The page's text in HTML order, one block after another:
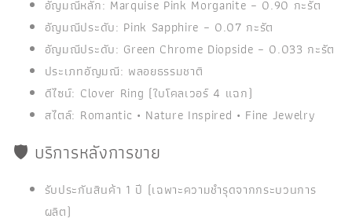
อัญมณีหลัก: Marquise Pink Morganite – 0.90 กะรัต
อัญมณีประดับ: Pink Sapphire – 0.07 กะรัต
อัญมณีประดับ: Green Chrome Diopside – 0.033 กะรัต
ประเภทอัญมณี: พลอยธรรมชาติ
ดีไซน์: Clover Ring (ใบโคลเวอร์ 4 แฉก)
สไตล์: Romantic • Nature Inspired • Fine Jewelry
🛡️ บริการหลังการขาย
รับประกันสินค้า 1 ปี (เฉพาะความชำรุดจากกระบวนการ
ผลิต)